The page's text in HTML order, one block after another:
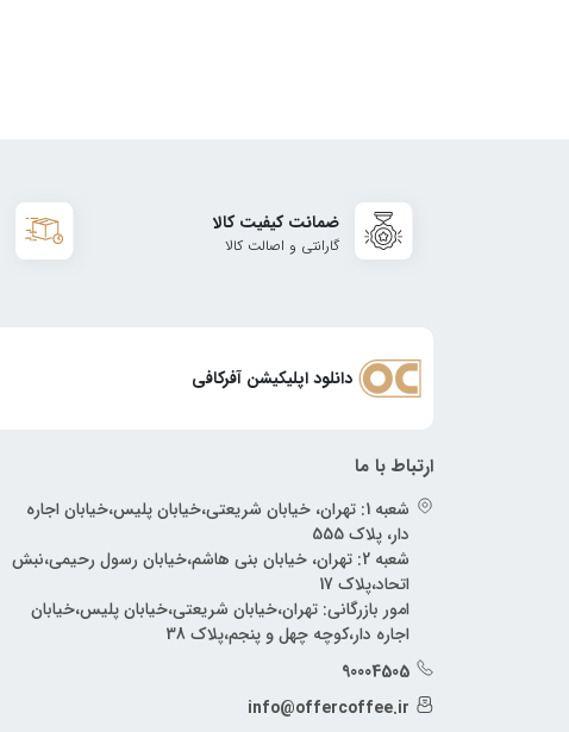
ضمانت کیفیت کالا
گارانتی و اصالت کالا
دانلود اپلیکیشن آفرکافی
ارتباط با ما
شعبه 1: تهران، خیابان شریعتی،خیابان پلیس،خیابان اجاره
دار، پلاک 555
شعبه 2: تهران، خیابان بنی هاشم،خیابان رسول رحیمی،نبش
اتحاد،پلاک 17
امور بازرگانی: تهران،خیابان شریعتی،خیابان پلیس،خیابان
اجاره دار،کوچه چهل و پنجم،پلاک 38
90004505
info@offercoffee.ir